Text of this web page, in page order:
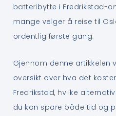
batteribytte i Fredrikstad-
mange velger å reise til
ordentlig første gang.
Gjennom denne artikkelen
oversikt over hva det
Fredrikstad, hvilke
du kan spare både tid og